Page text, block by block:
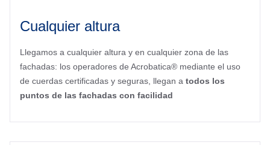
Cualquier altura
Llegamos a cualquier altura y en cualquier zona de las
fachadas: los operadores de Acrobatica® mediante el uso
de cuerdas certificadas y seguras, llegan a todos los
puntos de las fachadas con facilidad